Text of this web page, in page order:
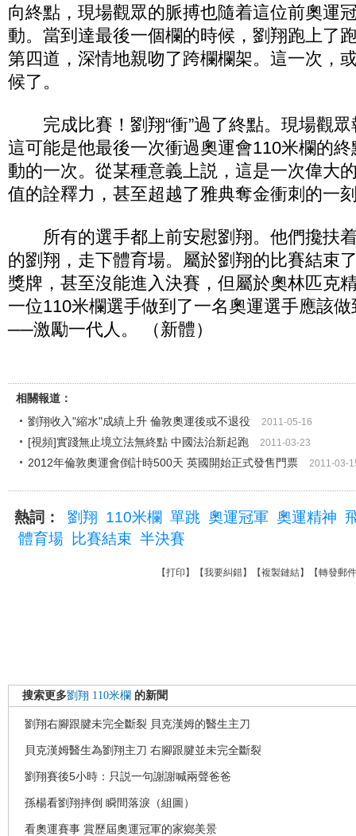
向終點，現場觀眾的脈搏也隨着這位前奧運
動。當到達最後一個欄的時候，劉翔跑上了
第四道，深情地親吻了跨欄欄架。這一次，
候了。
完成比賽！劉翔“衝”過了終點。現場觀眾
這可能是他最後一次衝過奧運會110米欄的
動的一次。從某種意義上説，這是一次偉大
值的詮釋力，甚至超越了雅典奪金衝刺的一
所有的選手都上前安慰劉翔。他們攙扶
的劉翔，走下體育場。屬於劉翔的比賽結束
獎牌，甚至沒能進入決賽，但屬於奧林匹克
一位110米欄選手做到了一名奧運選手應該
──激勵一代人。 （新體）
相關報道：
劉翔收入"縮水"成績上升 倫敦奧運後或不退役
2011-05-16
[視頻]實踐無止境立法無終點 中國法治新起跑 2011-03-23
2012年倫敦奧運會倒計時500天 英國開始正式發售門票 2011-03-
熱詞： 劉翔 110米欄 單跳 奧運冠軍 奧運精神
體育場
比賽結束 半決賽
【打印 】【我要糾錯】【複製鏈結】【轉發郵件
搜索更多劉翔 110米欄 的新聞
劉翔右腳跟腱未完全斷裂 貝克漢姆的醫生主刀
貝克漢姆醫生為劉翔主刀 右腳跟腱並未完全斷裂
劉翔賽後5小時：只説一句謝謝喊兩聲爸爸
孫楊看劉翔摔倒 瞬間落淚（組圖）
看奧運賽事 賞歷屆奧運冠軍的家鄉美景